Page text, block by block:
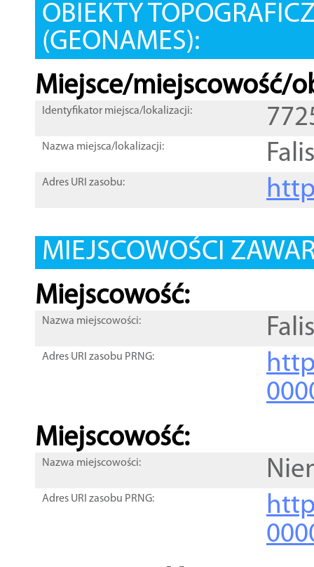
OBIEKTY
(GEONAMES):
Miejsce/miejscowość/
Identyfikator miejsca/lokalizacji:
Nazwa miejsca/lokalizacji:
Adres URI zasobu:
MIEJSCOWOŚCI
Miejscowość:
Nazwa miejscowości:
Adres URI zasobu PRNG:
Miejscowość:
Nazwa miejscowości:
Adres URI zasobu PRNG: